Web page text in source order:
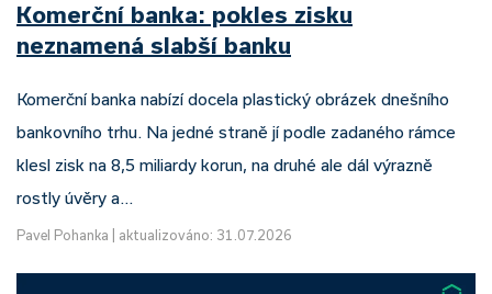
Komerční banka: pokles zisku
neznamená slabší banku
Komerční banka nabízí docela plastický obrázek dnešního
bankovního trhu. Na jedné straně jí podle zadaného rámce
klesl zisk na 8,5 miliardy korun, na druhé ale dál výrazně
rostly úvěry a…
Pavel Pohanka aktualizováno: 31.07.2026